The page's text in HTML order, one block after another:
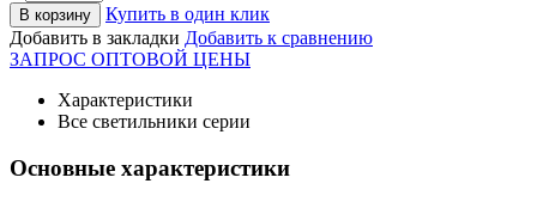
В корзину
Купить в один клик
Добавить в закладки Добавить к сравнению
ЗАПРОС ОПТОВОЙ ЦЕНЫ
Характеристики
Все светильники серии
Основные характеристики